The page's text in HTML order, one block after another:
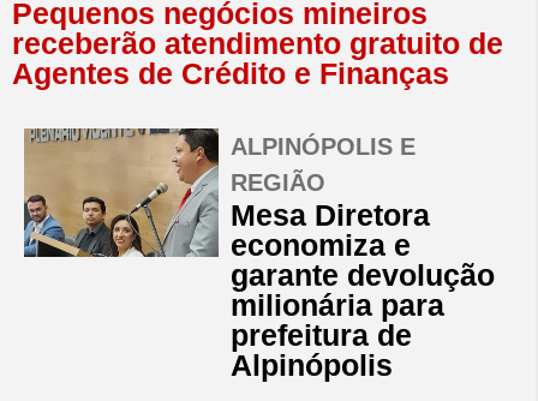
Pequenos negócios mineiros
receberão atendimento gratuito de
Agentes de Crédito e Finanças
ALPINÓPOLIS E
REGIÃO
Mesa Diretora
economiza e
garante devolução
milionária para
prefeitura de
Alpinópolis